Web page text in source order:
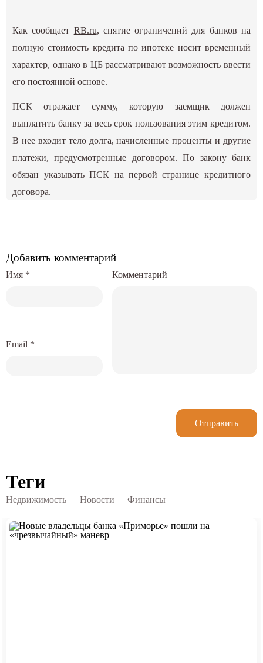
Как сообщает RB.ru, cнятие ограничений для банков на
полную стоимость кредита по ипотеке носит временный
характер, однако в ЦБ рассматривают возможность ввести
его постоянной основе.
ПСК отражает сумму, которую заемщик должен
выплатить банку за весь срок пользования этим кредитом.
В нее входит тело долга, начисленные проценты и другие
платежи, предусмотренные договором. По закону банк
обязан указывать ПСК на первой странице кредитного
договора.
Добавить комментарий
Комментарий
Имя *
Email *
Отправить
Теги
Недвижимость Новости Финансы